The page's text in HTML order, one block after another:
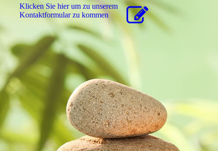
Klicken Sie hier um zu unserem
Kon­takt­for­mu­lar zu kommen